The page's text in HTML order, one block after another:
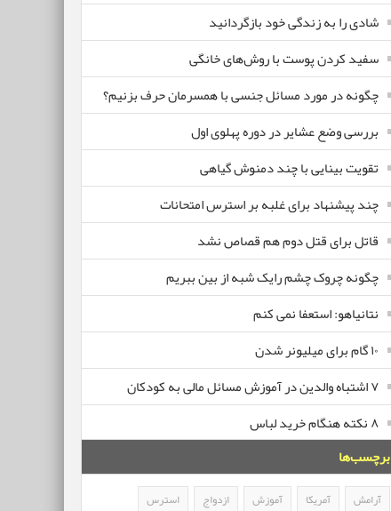
شادی را به زندگی خود بازگردانید
سفید کردن پوست با روش‌های خانگی
چگونه در مورد مسائل جنسی با همسرمان حرف بزنیم؟
بررسی وضع عشایر در دوره پهلوی اول
تقویت بینایی با چند دمنوش گیاهی
چند پیشنهاد برای غلبه بر استرس امتحانات
قاتل برای قتل دوم هم قصاص نشد
چگونه چروک چشم رایک شبه از بین ببریم
نتانیاهو: استعفا نمی کنم
۱۰ گام برای میلیونر شدن
۷ اشتباه والدین در آموزش مسائل مالی به کودکان
۸ نکته هنگام خرید لباس
برچسب‌ها
آرامش آمریکا آموزش ازدواج
استرس